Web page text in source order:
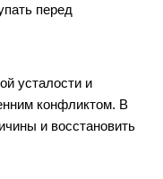
перед
усталости и
конфликтом. В
и восстановить